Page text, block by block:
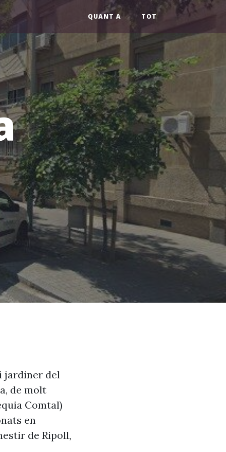
QUANT A TOT
jardiner del
de molt
Comtal)
en
de Ripoll,